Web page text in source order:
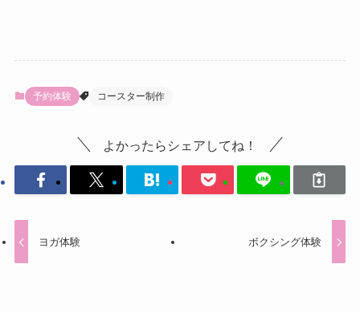
予約体験 コースター制作
よかったらシェアしてね！
ヨガ体験 ボクシング体験